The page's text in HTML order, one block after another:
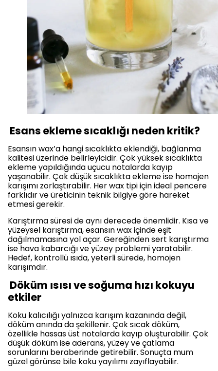
Esans ekleme sıcaklığı neden kritik?
Esansın wax’a hangi sıcaklıkta eklendiği, bağlanma
kalitesi üzerinde belirleyicidir. Çok yüksek sıcaklıkta
ekleme yapıldığında uçucu notalarda kayıp
yaşanabilir. Çok düşük sıcaklıkta ekleme ise homojen
karışımı zorlaştırabilir. Her wax tipi için ideal pencere
farklıdır ve üreticinin teknik bilgiye göre hareket
etmesi gerekir.
Karıştırma süresi de aynı derecede önemlidir. Kısa ve
yüzeysel karıştırma, esansın wax içinde eşit
dağılmamasına yol açar. Gereğinden sert karıştırma
ise hava kabarcığı ve yüzey problemi yaratabilir.
Hedef, kontrollü ısıda, yeterli sürede, homojen
karışımdır.
Döküm ısısı ve soğuma hızı kokuyu
etkiler
Koku kalıcılığı yalnızca karışım kazanında değil,
döküm anında da şekillenir. Çok sıcak döküm,
özellikle hassas üst notalarda kayıp oluşturabilir. Çok
düşük döküm ise aderans, yüzey ve çatlama
sorunlarını beraberinde getirebilir. Sonuçta mum
güzel görünse bile koku yayılımı zayıflayabilir.